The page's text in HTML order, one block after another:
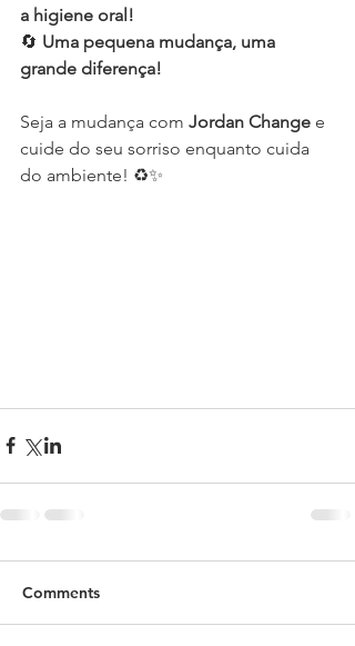
a higiene oral!
🔄 Uma pequena mudança, uma
grande diferença!
Seja a mudança com Jordan Change e
cuide do seu sorriso enquanto cuida
do ambiente! ♻️✨
Comments